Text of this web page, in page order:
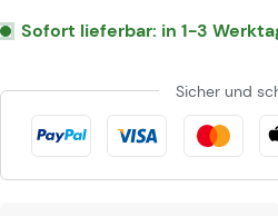
Sofort lieferbar: in 1-3
Sicher und